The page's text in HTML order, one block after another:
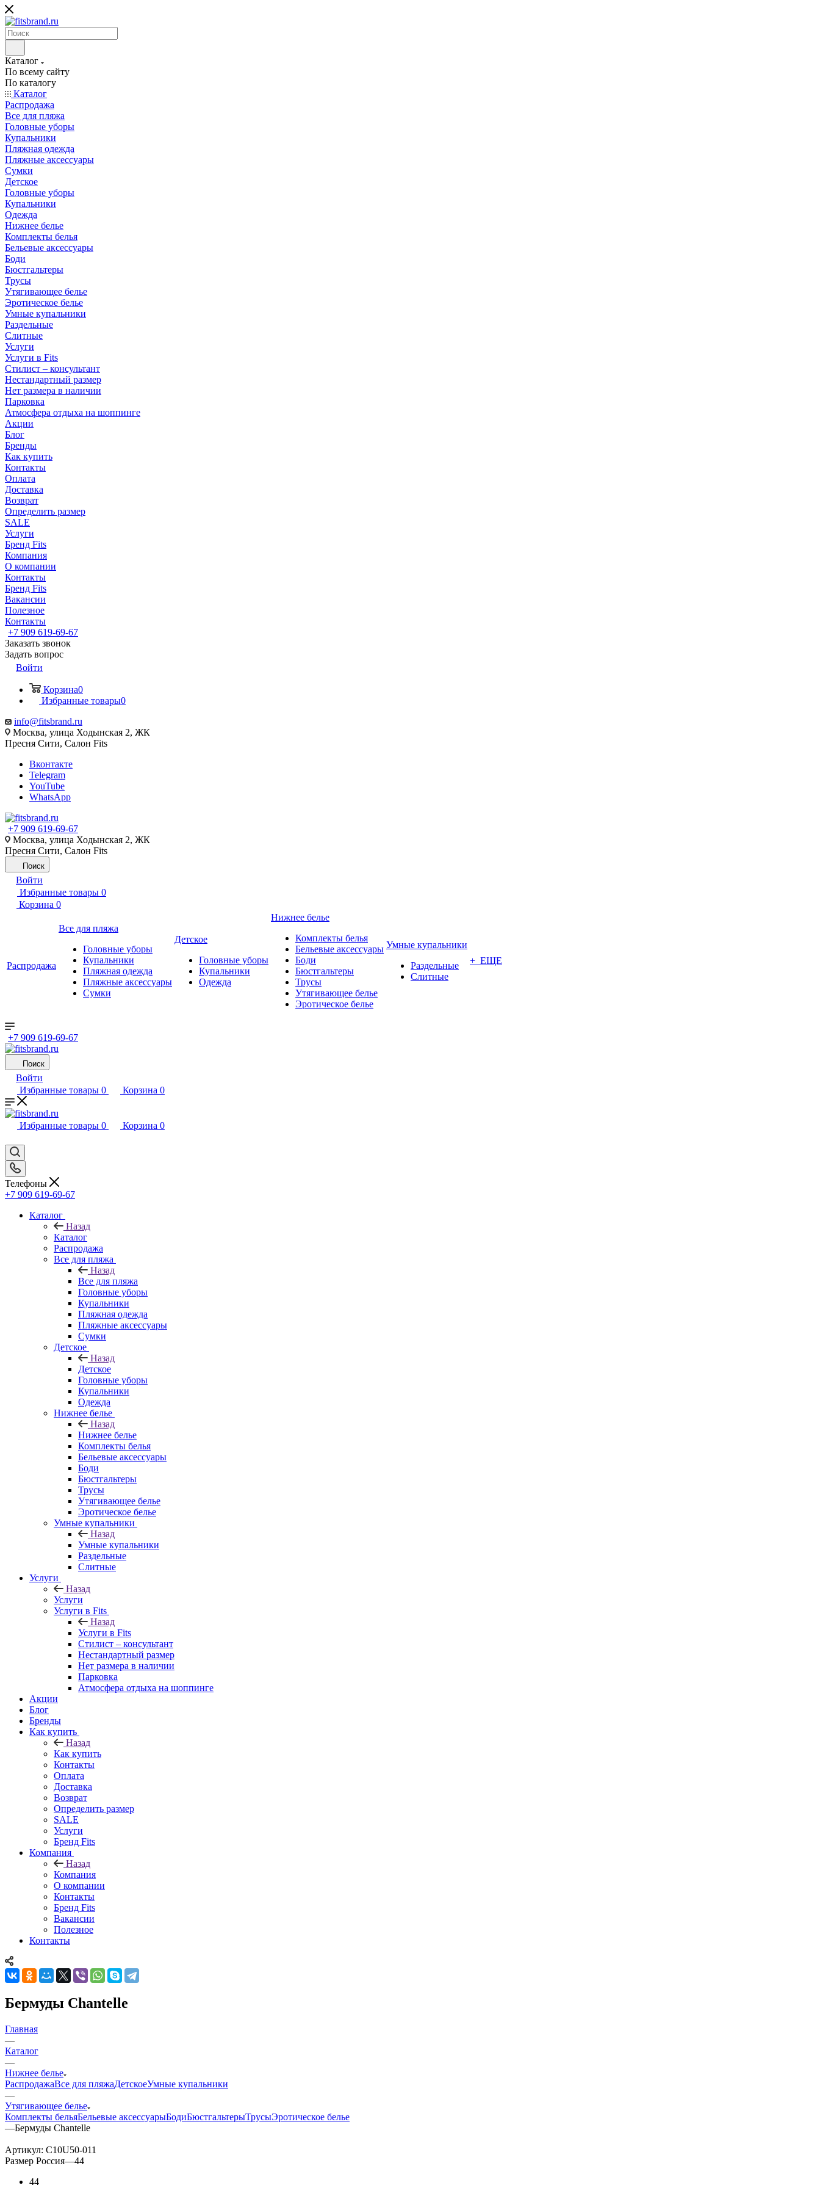
Каталог
По всему сайту
По каталогу
Каталог
Распродажа
Все для пляжа
Головные уборы
Купальники
Пляжная одежда
Пляжные аксессуары
Сумки
Детское
Головные уборы
Купальники
Одежда
Нижнее белье
Комплекты белья
Бельевые аксессуары
Боди
Бюстгальтеры
Трусы
Утягивающее белье
Эротическое белье
Умные купальники
Раздельные
Слитные
Услуги
Услуги в Fits
Стилист – консультант
Нестандартный размер
Нет размера в наличии
Парковка
Атмосфера отдыха на шоппинге
Акции
Блог
Бренды
Как купить
Контакты
Оплата
Доставка
Возврат
Определить размер
SALE
Услуги
Бренд Fits
Компания
О компании
Контакты
Бренд Fits
Вакансии
Полезное
Контакты
+7 909 619-69-67
Заказать звонок
Задать вопрос
Войти
Корзина0
Избранные товары0
info@fitsbrand.ru
Москва, улица Ходынская 2, ЖК
Пресня Сити, Салон Fits
Вконтакте
Telegram
YouTube
WhatsApp
+7 909 619-69-67
Москва, улица Ходынская 2, ЖК
Пресня Сити, Салон Fits
Поиск
Войти
Избранные товары 0
Корзина 0
Распродажа
Все для пляжа
Головные уборы
Купальники
Пляжная одежда
Пляжные аксессуары
Сумки
Детское
Головные уборы
Купальники
Одежда
Нижнее белье
Комплекты белья
Бельевые аксессуары
Боди
Бюстгальтеры
Трусы
Утягивающее белье
Эротическое белье
Умные купальники
Раздельные
Слитные
+ ЕЩЕ
+7 909 619-69-67
Поиск
Войти
Избранные товары 0 Корзина 0
Избранные товары 0 Корзина 0
Телефоны
+7 909 619-69-67
Каталог
Назад
Каталог
Распродажа
Все для пляжа
Назад
Все для пляжа
Головные уборы
Купальники
Пляжная одежда
Пляжные аксессуары
Сумки
Детское
Назад
Детское
Головные уборы
Купальники
Одежда
Нижнее белье
Назад
Нижнее белье
Комплекты белья
Бельевые аксессуары
Боди
Бюстгальтеры
Трусы
Утягивающее белье
Эротическое белье
Умные купальники
Назад
Умные купальники
Раздельные
Слитные
Услуги
Назад
Услуги
Услуги в Fits
Назад
Услуги в Fits
Стилист – консультант
Нестандартный размер
Нет размера в наличии
Парковка
Атмосфера отдыха на шоппинге
Акции
Блог
Бренды
Как купить
Назад
Как купить
Контакты
Оплата
Доставка
Возврат
Определить размер
SALE
Услуги
Бренд Fits
Компания
Назад
Компания
О компании
Контакты
Бренд Fits
Вакансии
Полезное
Контакты
Бермуды Chantelle
Главная
—
Каталог
—
Нижнее белье
РаспродажаВсе для пляжаДетскоеУмные купальники
—
Утягивающее белье
Комплекты бельяБельевые аксессуарыБодиБюстгальтерыТрусыЭротическое белье
—Бермуды Chantelle
Артикул: C10U50-011
Размер Россия—44
44